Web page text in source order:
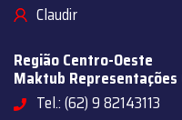
Claudir
Região Centro-Oeste
Maktub Representações
Tel.: (62) 9 82143113